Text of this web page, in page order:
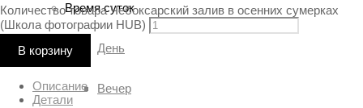
Время суток
День
Вечер
Количество товара Чебоксарский залив в осенних сумерках
(Школа фотографии HUB)
В корзину
Описание
Детали